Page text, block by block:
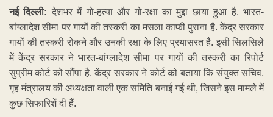
नई दिल्ली: देशभर में गो-हत्या और गो-रक्षा का मुद्दा छाया हुआ है. भारत-
बांग्लादेश सीमा पर गायों की तस्करी का मसला काफी पुराना है. केंद्र सरकार
गायों की तस्करी रोकने और उनकी रक्षा के लिए प्रयासरत है. इसी सिलसिले
में केंद्र सरकार ने भारत-बांग्लादेश सीमा पर गायों की तस्करी का रिपोर्ट
सुप्रीम कोर्ट को सौंपा है. केंद्र सरकार ने कोर्ट को बताया कि संयुक्त सचिव,
गृह मंत्रालय की अध्यक्षता वाली एक समिति बनाई गई थी, जिसने इस मामले में
कुछ सिफारिशें दी हैं.